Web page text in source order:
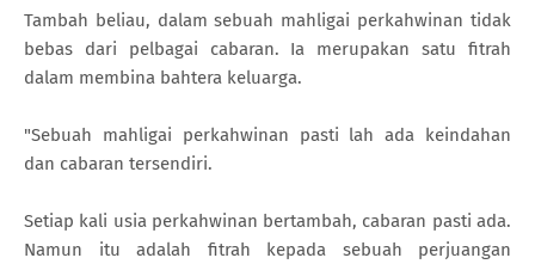
Tambah beliau, dalam sebuah mahligai perkahwinan tidak
bebas dari pelbagai cabaran. Ia merupakan satu fitrah
dalam membina bahtera keluarga.
"Sebuah mahligai perkahwinan pasti lah ada keindahan
dan cabaran tersendiri.
Setiap kali usia perkahwinan bertambah, cabaran pasti ada.
Namun itu adalah fitrah kepada sebuah perjuangan